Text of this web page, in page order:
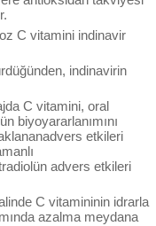
C vitamini indinavir
indinavirin
C vitamini, oral
biyoyararlanımını
etkileri
advers etkileri
C vitamininin idrarla
azalma meydana